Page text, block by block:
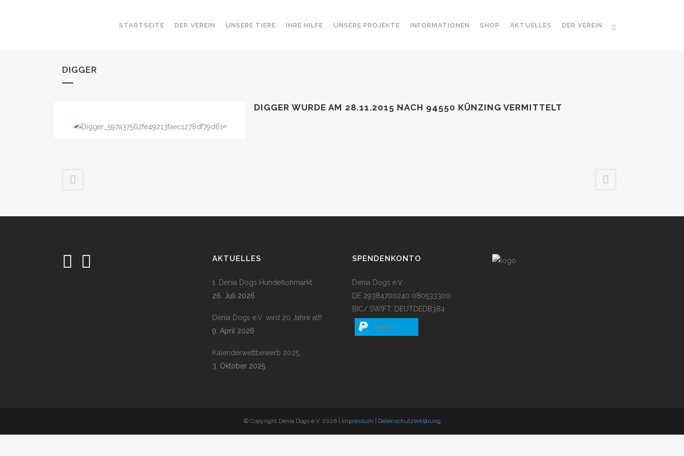
STARTSEITE DER VEREIN UNSERE TIERE IHRE HILFE UNSERE PROJEKTE INFORMATIONEN SHOP AKTUELLES DER VEREIN
DIGGER
DIGGER WURDE AM 28.11.2015 NACH 94550 KÜNZING VERMITTELT
AKTUELLES
1. Denia Dogs Hundeflohmarkt
26. Juli 2026
Denia Dogs e.V. wird 20 Jahre alt!
9. April 2026
Kalenderwettbewerb 2025
3. Oktober 2025
SPENDENKONTO
Denia Dogs e.V.
DE 29384700240 080533300
BIC/ SWIFT: DEUTDEDB384
spenden
© Copyright Denia Dogs e.V. 2026 | Impressum Datenschutzerklärung